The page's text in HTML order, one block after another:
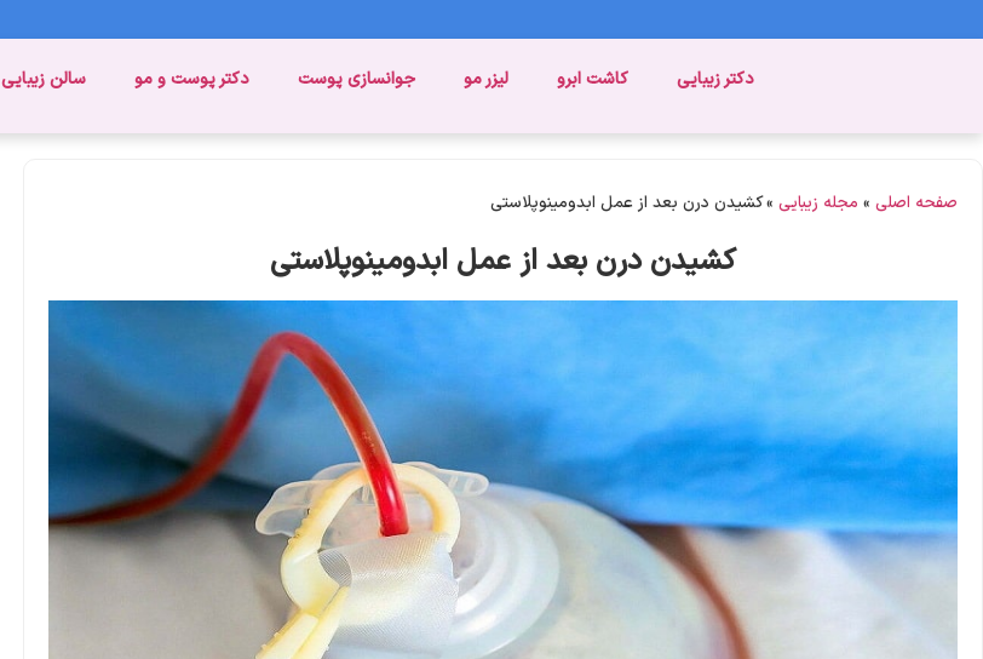
دکتر زیبایی کاشت ابرو لیزر مو جوانسازی پوست دکتر پوست و مو سالن زیبایی
صفحه اصلی » مجله زیبایی »کشیدن درن بعد از عمل ابدومینوپلاستی
کشیدن درن بعد از عمل ابدومینوپلاستی